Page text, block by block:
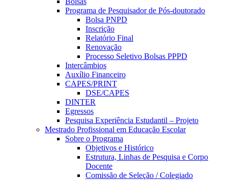
Programa de Pesquisador de Pós-doutorado
Bolsa PNPD
Inscrição
Relatório Final
Renovação
Processo Seletivo Bolsas PPPD
Intercâmbios
Auxílio Financeiro
CAPES/PRINT
DSE/CAPES
DINTER
Egressos
Pesquisa Experiência Estudantil – Projeto
Mestrado Profissional em Educação Escolar
Sobre o Programa
Objetivos e Histórico
Estrutura, Linhas de Pesquisa e Corpo
Docente
Comissão de Seleção / Colegiado